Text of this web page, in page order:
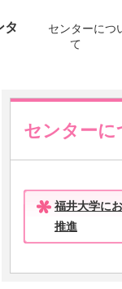
タ
センターにつ
て
センターに
福井大学に
推進